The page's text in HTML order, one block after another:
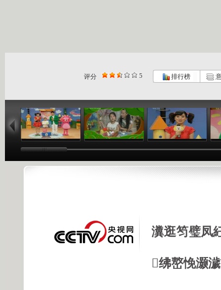
评分 5 排行榜
11:36
智慧树 我...
11:14
智慧树 我...
13:38
瀵逛笉璧凤
绋嶅悗灏